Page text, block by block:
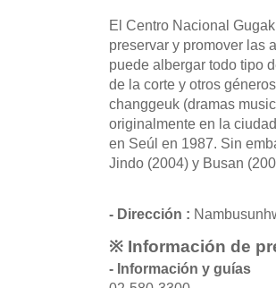
El Centro Nacional
preservar y promover las
puede albergar todo tipo
de la corte y otros
changgeuk (dramas
originalmente en la
en Seúl en 1987. Sin
Jindo (2004) y Busan
- Dirección :
※ Información de
- Información y guías